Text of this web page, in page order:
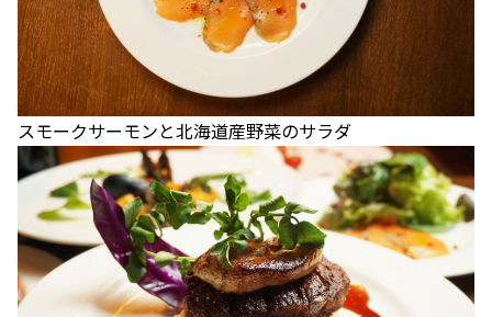
スモークサーモンと北海道産野菜のサラダ